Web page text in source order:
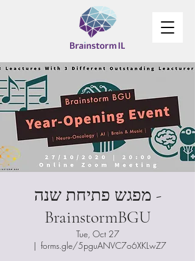
מפגש פתיחת שנה -
BrainstormBGU
Tue, Oct 27
  |
forms.gle/5pguANVC7o6XKLwZ7